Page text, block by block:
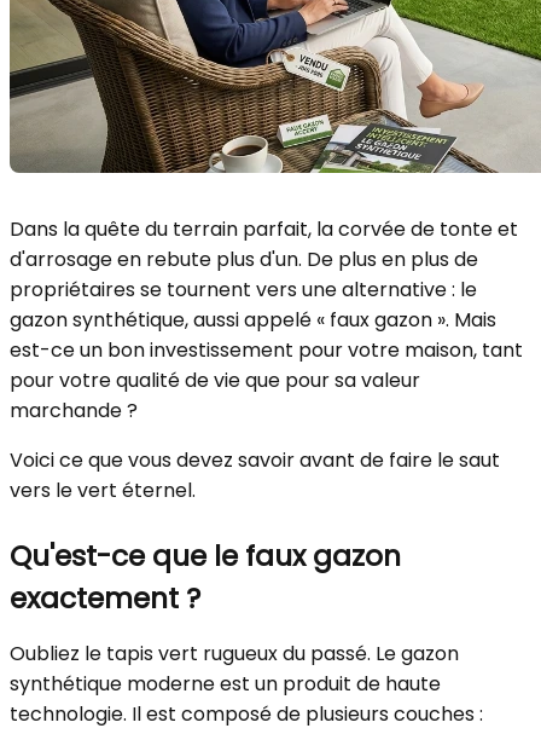
Dans la quête du terrain parfait, la corvée de tonte et
d'arrosage en rebute plus d'un. De plus en plus de
propriétaires se tournent vers une alternative : le
gazon synthétique, aussi appelé « faux gazon ». Mais
est-ce un bon investissement pour votre maison, tant
pour votre qualité de vie que pour sa valeur
marchande ?
Voici ce que vous devez savoir avant de faire le saut
vers le vert éternel.
Qu'est-ce que le faux gazon
exactement ?
Oubliez le tapis vert rugueux du passé. Le gazon
synthétique moderne est un produit de haute
technologie. Il est composé de plusieurs couches :